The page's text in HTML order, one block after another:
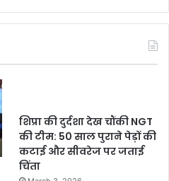
शिप्रा की दुर्दशा देख चौंकी NGT
की टीम: 50 साल पुराने पेड़ों की
कटाई और सीवरेज पर जताई
चिंता